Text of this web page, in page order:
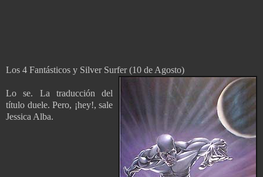
Los 4 Fantásticos y Silver Surfer (10 de Agosto)
Lo se. La traducción del
título duele. Pero, ¡hey!, sale
Jessica Alba.